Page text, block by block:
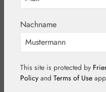
Willow
Weide)
Nachname
This site is protected by
Policy and Terms of Use